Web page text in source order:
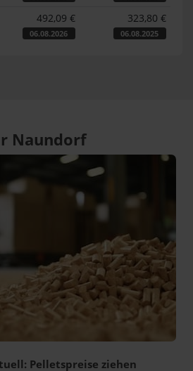
492,09 €
06.08.2026
323,80 €
06.08.2025
Naundorf
Pelletspreise ziehen